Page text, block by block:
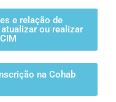
e relação de
ou realizar
na Cohab